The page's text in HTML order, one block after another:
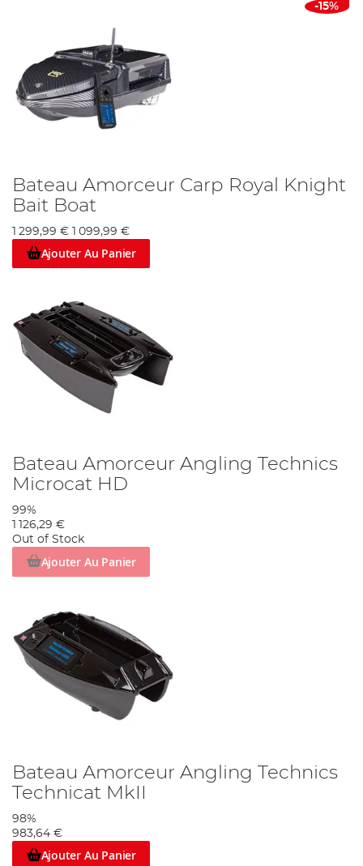
-15%
Bateau Amorceur Carp Royal Knight
Bait Boat
1 299,99 € 1 099,99 €
Ajouter Au Panier
Bateau Amorceur Angling Technics
Microcat HD
99%
1 126,29 €
Out of Stock
Ajouter Au Panier
Bateau Amorceur Angling Technics
Technicat MkII
98%
983,64 €
Ajouter Au Panier